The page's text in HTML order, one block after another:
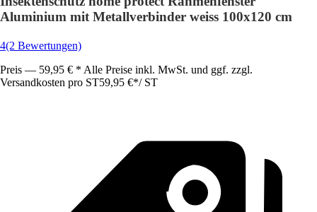
Aluminium mit Metallverbinder weiss 100x120 cm
4(2 Bewertungen)
Preis — 59,95 € * Alle Preise inkl. MwSt. und ggf. zzgl.
Versandkosten pro ST59,95 €*/ ST